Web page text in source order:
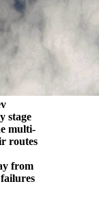
stage
multi-
routes
from